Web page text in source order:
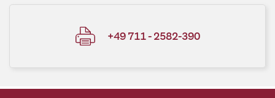
+49 711 - 2582-390